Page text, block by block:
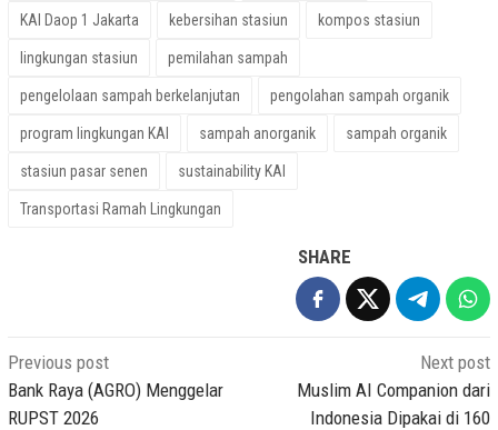
KAI Daop 1 Jakarta kebersihan stasiun kompos stasiun
lingkungan stasiun pemilahan sampah
pengelolaan sampah berkelanjutan pengolahan sampah organik
program lingkungan KAI sampah anorganik sampah organik
stasiun pasar senen sustainability KAI
Transportasi Ramah Lingkungan
SHARE
Post
navigation
Previous post
Bank Raya (AGRO) Menggelar
RUPST 2026
Next post
Muslim AI Companion dari
Indonesia Dipakai di 160